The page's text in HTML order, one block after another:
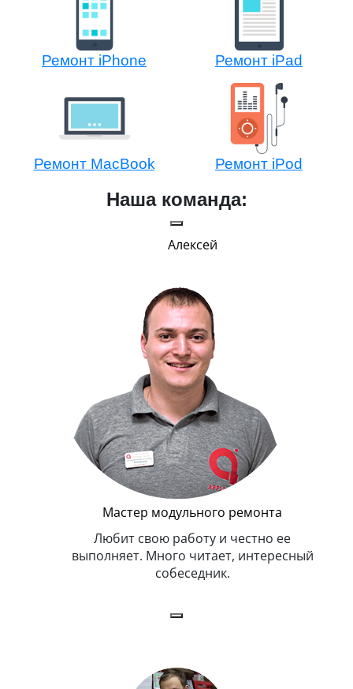
Ремонт iPhone Ремонт iPad
Ремонт MacBook Ремонт iPod
Наша команда:
Алексей
Мастер модульного ремонта
Любит свою работу и честно ее
выполняет. Много читает, интересный
собеседник.